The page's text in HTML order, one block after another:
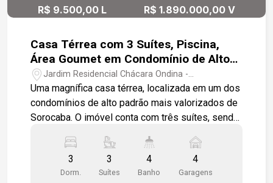
R$ 9.500,00 L R$ 1.890.000,00 V
Casa Térrea com 3 Suítes, Piscina,
Área Goumet em Condomínio de Alto
Padrão.
Jardim Residencial Chácara Ondina -
Sorocaba/SP
Uma magnífica casa térrea, localizada em um dos
condomínios de alto padrão mais valorizados de
Sorocaba. O imóvel conta com três suítes, sendo
master com closet. Os ambientes sociais foram
planejados para proporcionar integração e
conforto: sala de estar, sala de jantar e cozinha
3
Dorm.
3
Suítes
4
Banho
4
Garagens